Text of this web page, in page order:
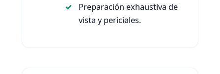
Preparación exhaustiva de
vista y periciales.